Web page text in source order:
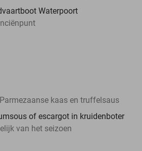
Waterpoort
kaas en truffelsaus
of escargot in kruidenboter
van het seizoen